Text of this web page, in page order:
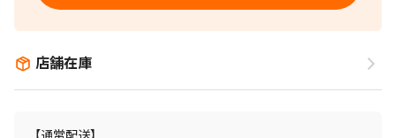
店舗在庫